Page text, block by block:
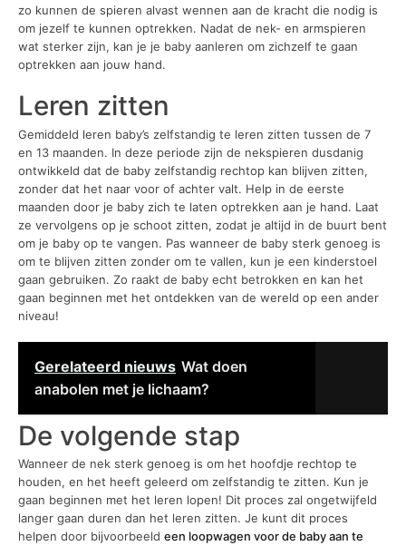
zo kunnen de spieren alvast wennen aan de kracht die nodig is
om jezelf te kunnen optrekken. Nadat de nek- en armspieren
wat sterker zijn, kan je je baby aanleren om zichzelf te gaan
optrekken aan jouw hand.
Leren zitten
Gemiddeld leren baby’s zelfstandig te leren zitten tussen de 7
en 13 maanden. In deze periode zijn de nekspieren dusdanig
ontwikkeld dat de baby zelfstandig rechtop kan blijven zitten,
zonder dat het naar voor of achter valt. Help in de eerste
maanden door je baby zich te laten optrekken aan je hand. Laat
ze vervolgens op je schoot zitten, zodat je altijd in de buurt bent
om je baby op te vangen. Pas wanneer de baby sterk genoeg is
om te blijven zitten zonder om te vallen, kun je een kinderstoel
gaan gebruiken. Zo raakt de baby echt betrokken en kan het
gaan beginnen met het ontdekken van de wereld op een ander
niveau!
Gerelateerd nieuws Wat doen
anabolen met je lichaam?
De volgende stap
Wanneer de nek sterk genoeg is om het hoofdje rechtop te
houden, en het heeft geleerd om zelfstandig te zitten. Kun je
gaan beginnen met het leren lopen! Dit proces zal ongetwijfeld
langer gaan duren dan het leren zitten. Je kunt dit proces
helpen door bijvoorbeeld een loopwagen voor de baby aan te